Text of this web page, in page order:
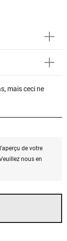
mais ceci ne
de votre
nous en